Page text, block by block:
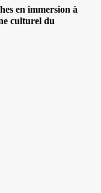
en immersion à
culturel du